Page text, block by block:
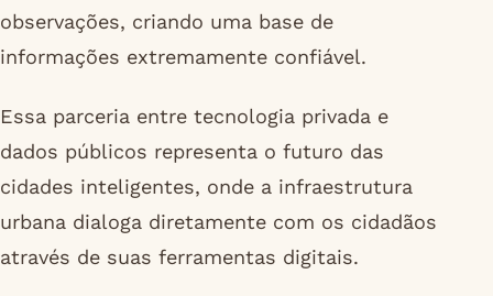
observações, criando uma base de
informações extremamente confiável.
Essa parceria entre tecnologia privada e
dados públicos representa o futuro das
cidades inteligentes, onde a infraestrutura
urbana dialoga diretamente com os cidadãos
através de suas ferramentas digitais.